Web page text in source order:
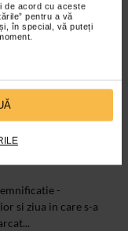
de acord cu aceste
pentru a vă
în special, vă puteți
-
si ziua in care s-a